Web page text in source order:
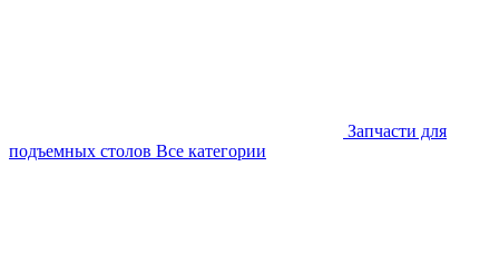
Запчасти для
подъемных столов Все категории